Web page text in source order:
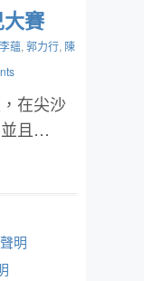
賽
李蘊, 郭力行, 陳
在尖沙
並且…
明